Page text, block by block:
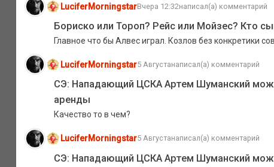
LuciferMorningstarВчера 12:32написал(а) комментарий
Бориско или Тороп? Рейс или Мойзес? Кто
Главное что бы Алвес играл. Козлов без конкретики
LuciferMorningstar5 Августанаписал(а) комментарий
СЭ: Нападающий ЦСКА Артем Шуманский
аренды
Качество то в чем?
LuciferMorningstar5 Августанаписал(а) комментарий
СЭ: Нападающий ЦСКА Артем Шуманский